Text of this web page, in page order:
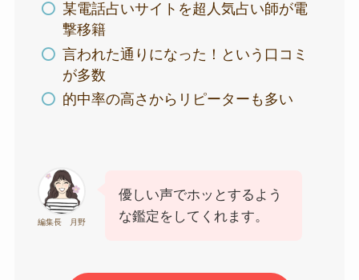
某電話占いサイトを超人気占い師が電
撃移籍
言われた通りになった！という口コミ
が多数
的中率の高さからリピーターも多い
編集長 月野
優しい声でホッとするよう
な鑑定をしてくれます。